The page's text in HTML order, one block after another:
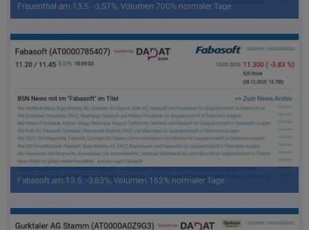
Frauenthal am 13.5. -3,57%, Volumen 700% normaler Tage
Fabasoft am 13.5. -3,83%, Volumen 162% normaler Tage